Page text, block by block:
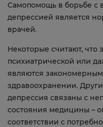
Самопомощь в борьбе с
депрессией является
врачей.
Некоторые считают, что
психиатрической или
являются
здравоохранении.
депрессия связаны с
состояния медицины –
соответствии с